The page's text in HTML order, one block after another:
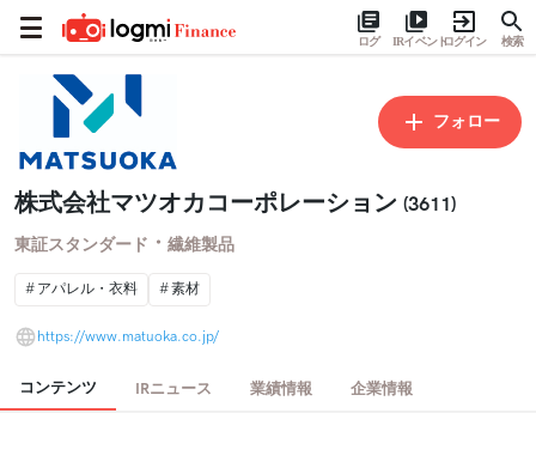
ログ IRイベントログイン 検索
フォロー
株式会社マツオカコーポレーション (3611)
東証スタンダード ・ 繊維製品
アパレル・衣料 素材
https://www.matuoka.co.jp/
コンテンツ IRニュース 業績情報 企業情報